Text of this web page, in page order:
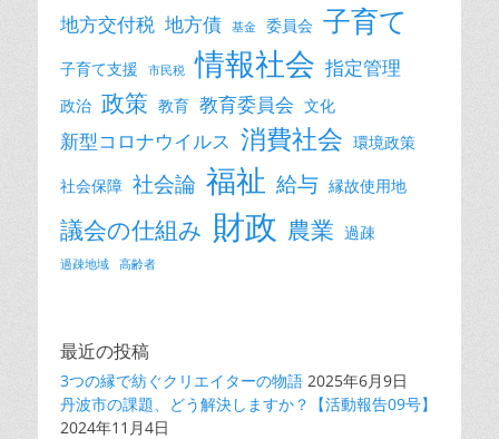
地方交付税 地方債 基金 委員会 子育て
子育て支援 市民税 情報社会 指定管理
政治 政策 教育 教育委員会 文化
新型コロナウイルス 消費社会 環境政策
社会保障 社会論 福祉 給与 縁故使用地
議会の仕組み 財政 農業 過疎
過疎地域 高齢者
最近の投稿
3つの縁で紡ぐクリエイターの物語 2025年6月9日
丹波市の課題、どう解決しますか？【活動報告09号】
2024年11月4日